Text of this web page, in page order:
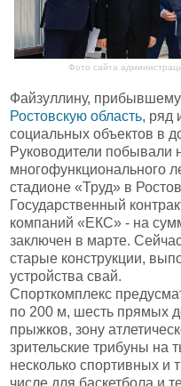
Фото сайта
Файзуллину,
Ростовскую область, ряд
социальных объектов в
Руководители побывали
многофункционального
стадионе «Труд» в
Государственный
компаний «ЕКС» - на
заключен в марте.
старые конструкции,
устройства свай.
Спорткомплекс
по 200 м, шесть прямых
прыжков, зону
зрительские трибуны на
несколько спортивных и
числе для баскетбола и